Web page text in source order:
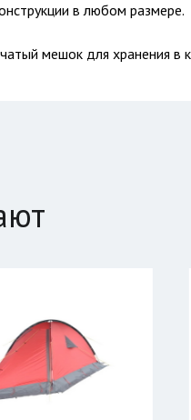
в любом размере.
мешок для хранения в